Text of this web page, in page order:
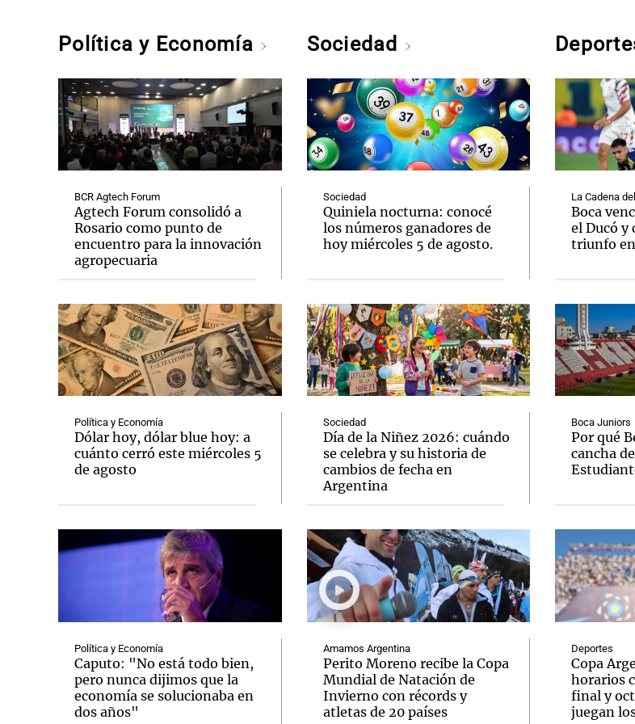
Política y Economía
BCR Agtech Forum
Agtech Forum consolidó a
Rosario como punto de
encuentro para la innovación
agropecuaria
Política y Economía
Dólar hoy, dólar blue hoy: a
cuánto cerró este miércoles 5
de agosto
Política y Economía
Caputo: "No está todo bien,
pero nunca dijimos que la
economía se solucionaba en
dos años"
Sociedad
Sociedad
Quiniela nocturna: conocé
los números ganadores de
hoy miércoles 5 de agosto.
Sociedad
Día de la Niñez 2026: cuándo
se celebra y su historia de
cambios de fecha en
Argentina
Amamos Argentina
Perito Moreno recibe la Copa
Mundial de Natación de
Invierno con récords y
atletas de 20 países
La Cadena
Boca
el Ducó y
triunfo
Boca Juniors
Por qué
cancha
Deportes
Copa
horarios
final y
juegan
Notas
El huracán de Arequito